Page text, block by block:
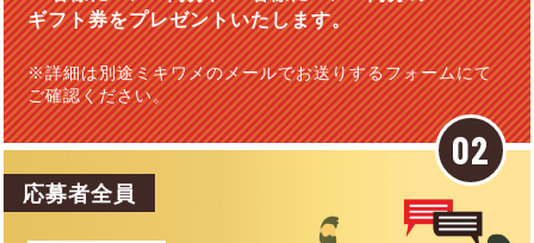
ギフト券をプレゼントいたします。
※詳細は別途ミキワメのメールでお送りするフォームにて
ご確認ください。
応募者全員